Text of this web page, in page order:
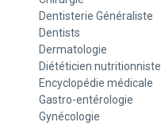
Dentisterie Généraliste
Dentists
Dermatologie
Diététicien nutritionniste
Encyclopédie médicale
Gastro-entérologie
Gynécologie